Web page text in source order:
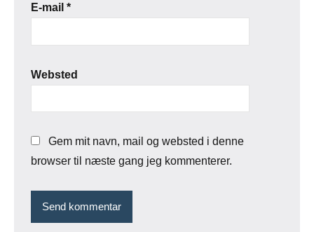
E-mail *
Websted
Gem mit navn, mail og websted i denne
browser til næste gang jeg kommenterer.